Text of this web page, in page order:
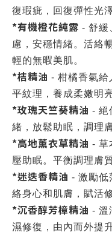
復瑕疵，回復彈性光
*有機橙花純露 - 舒緩
慮，安穩情緒。活絡
輕的無暇美肌。
*桔精油 - 柑橘香氣給
平紋理，養成柔嫩明
*玫瑰天竺葵精油 - 絕
緒，放鬆助眠，調理
*高地薰衣草精油 - 草
壓助眠。平衡調理膚
*迷迭香精油 - 激勵低
絡身心和肌膚，賦活
*沉香醇芳樟精油 - 溫
濕修復，由內而外提